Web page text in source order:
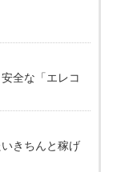
全な「エレコ
きちんと稼げ